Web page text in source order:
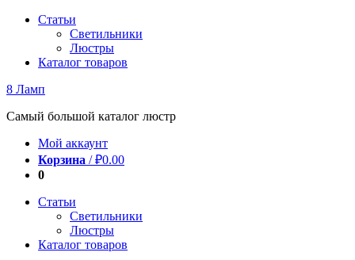
Перейти
содержимому
Статьи
Светильники
Люстры
Каталог товаров
8 Ламп
Самый большой каталог люстр
Мой аккаунт
Корзина /₽0.00
0
Статьи
Светильники
Люстры
Каталог товаров